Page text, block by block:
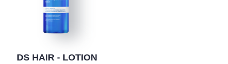
DS HAIR - LOTION